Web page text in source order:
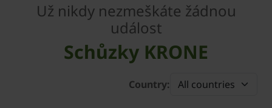
Už nikdy nezmeškáte žádnou
událost
Schůzky KRONE
Country: